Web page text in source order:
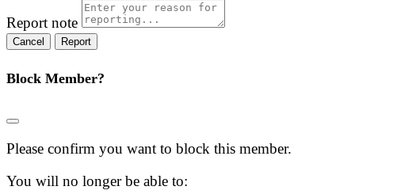
Report note
Report
Block Member?
Please confirm you want to block this member.
You will no longer be able to: